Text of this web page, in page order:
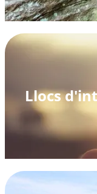
Llocs